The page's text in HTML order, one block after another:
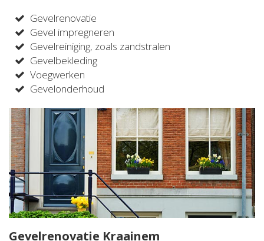
Gevelrenovatie
Gevel impregneren
Gevelreiniging, zoals zandstralen
Gevelbekleding
Voegwerken
Gevelonderhoud
Gevelrenovatie Kraainem